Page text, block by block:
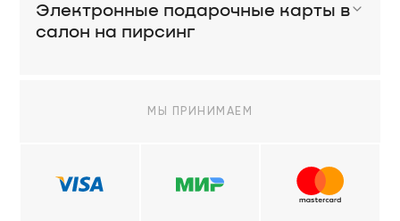
Электронные подарочные карты в
салон на пирсинг
МЫ ПРИНИМАЕМ